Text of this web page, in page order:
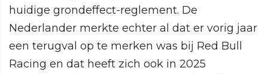
huidige grondeffect-reglement. De
Nederlander merkte echter al dat er vorig jaar
een terugval op te merken was bij Red Bull
Racing en dat heeft zich ook in 2025